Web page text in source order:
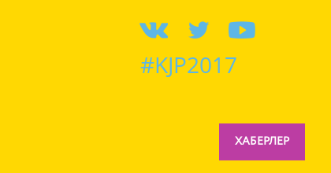
#KJP2017
ХАБЕРЛЕР